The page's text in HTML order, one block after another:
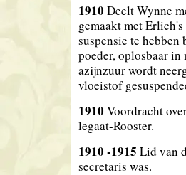
1910 Deelt Wynne
gemaakt met
suspensie te
poeder, oplosbaar
azijnzuur wordt
vloeistof
1910 Voordracht
legaat-Rooster.
1910 -1915 Lid van
secretaris was.